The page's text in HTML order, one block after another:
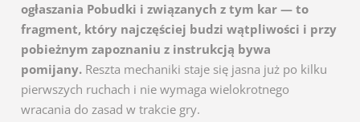
ogłaszania Pobudki i związanych z tym kar — to
fragment, który najczęściej budzi wątpliwości i przy
pobieżnym zapoznaniu z instrukcją bywa
pomijany. Reszta mechaniki staje się jasna już po kilku
pierwszych ruchach i nie wymaga wielokrotnego
wracania do zasad w trakcie gry.